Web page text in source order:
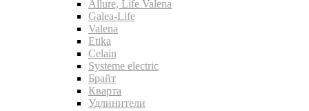
Allure, Life Valena
Galea-Life
Valena
Etika
Celain
Systeme electric
Брайт
Кварта
Удлинители